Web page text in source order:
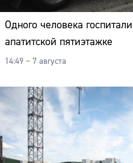
Одного человека
апатитской пятиэтажке
14:49 – 7 августа